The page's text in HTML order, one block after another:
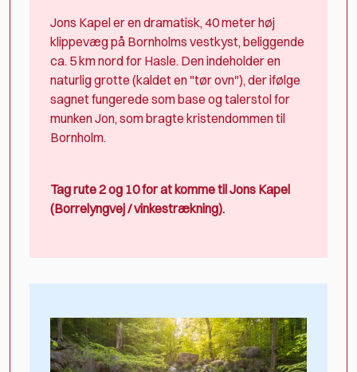
Jons Kapeler en dramatisk, 40 meter høj
klippevæg på Bornholms vestkyst, beliggende
ca. 5 km nord for Hasle. Den indeholder en
naturlig grotte (kaldet en "tør ovn"), der ifølge
sagnet fungerede som base og talerstol for
munken Jon, som bragte kristendommen til
Bornholm.
Tag rute 2 og 10 for at komme til Jons Kapel
(Borrelyngvej / vinkestrækning).